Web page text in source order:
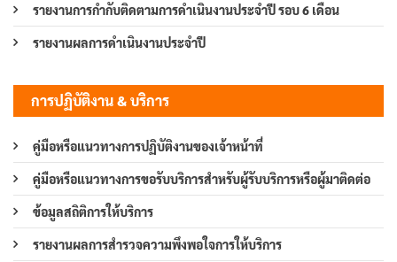
รายงานการกำกับติดตามการดำเนินงานประจำปี รอบ 6 เดือน
รายงานผลการดำเนินงานประจำปี
การปฏิบัติงาน & บริการ
คู่มือหรือแนวทางการปฏิบัติงานของเจ้าหน้าที่
คู่มือหรือแนวทางการขอรับบริการสำหรับผู้รับบริการหรือผู้มาติดต่อ
ข้อมูลสถิติการให้บริการ
รายงานผลการสำรวจความพึงพอใจการให้บริการ